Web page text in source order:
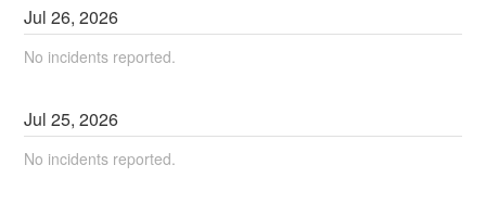
Jul26,2026
No incidents reported.
Jul25,2026
No incidents reported.